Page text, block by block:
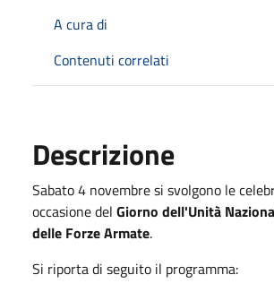
A cura di
Contenuti correlati
Descrizione
Sabato 4 novembre si svolgono le
occasione del Giorno dell'Unità
delle Forze Armate.
Si riporta di seguito il programma: